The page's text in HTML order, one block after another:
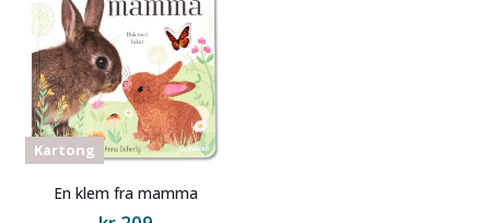
Kartong
En klem fra mamma